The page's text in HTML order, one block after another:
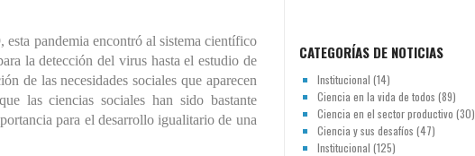
esta pandemia encontró al sistema científico
la detección del virus hasta el estudio de
de las necesidades sociales que aparecen
las ciencias sociales han sido bastante
para el desarrollo igualitario de una
CATEGORÍAS DE NOTICIAS
Institucional (14)
Ciencia en la vida de todos (89)
Ciencia en el sector productivo (30)
Ciencia y sus desafíos (47)
Institucional (125)